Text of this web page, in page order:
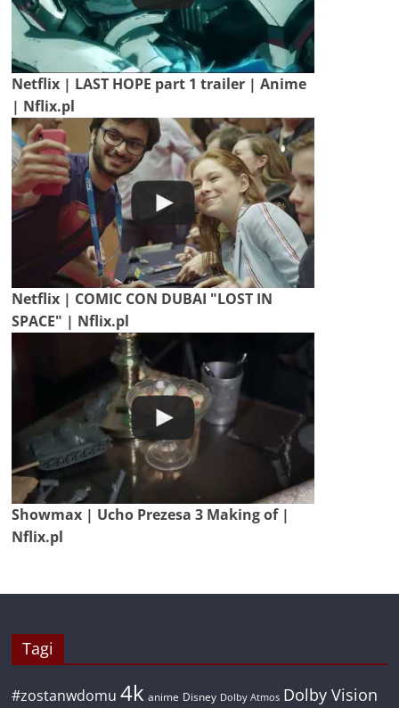
Netflix | LAST HOPE part 1 trailer | Anime
| Nflix.pl
Netflix | COMIC CON DUBAI "LOST IN
SPACE" | Nflix.pl
Showmax | Ucho Prezesa 3 Making of |
Nflix.pl
Tagi
#zostanwdomu 4k anime Disney Dolby Atmos Dolby Vision